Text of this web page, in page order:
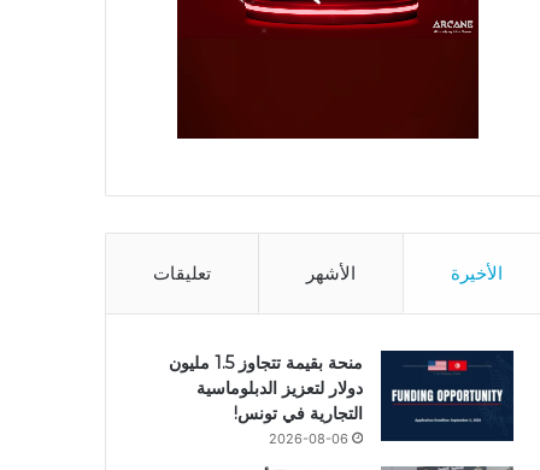
الأخيرة الأشهر تعليقات
منحة بقيمة تتجاوز 1.5 مليون
دولار لتعزيز الدبلوماسية
التجارية في تونس!
2026-08-06